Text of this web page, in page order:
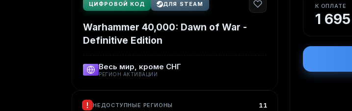
ЦИФРОВОЙ КОД ДЛЯ STEAM
Warhammer 40,000: Dawn of War -
Definitive Edition
Весь мир, кроме СНГ
РЕГИОН АКТИВАЦИИ
НЕДОСТУПНЫЕ РЕГИОНЫ 11
К ОПЛАТЕ
1 695